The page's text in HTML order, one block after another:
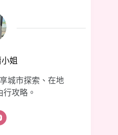
姐
城市探索、在地
行攻略。